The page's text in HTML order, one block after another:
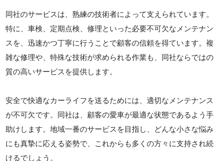
同社のサービスは、熟練の技術者によって支えられています。
特に、車検、定期点検、修理といった必要不可欠なメンテナン
スを、迅速かつ丁寧に行うことで顧客の信頼を得ています。複
雑な修理や、特殊な技術が求められる作業も、同社ならではの
質の高いサービスを提供します。
安全で快適なカーライフを送るためには、適切なメンテナンス
が不可欠です。同社は、顧客の愛車が最適な状態であるよう手
助けします。地域一番のサービスを目指し、どんな小さな悩み
にも真摯に応える姿勢で、これからも多くの方々に支持され続
けるでしょう。